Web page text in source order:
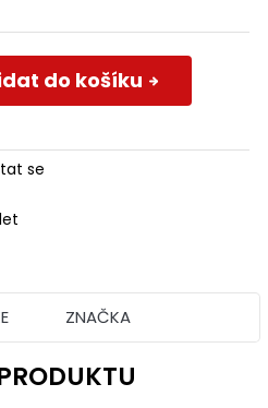
do košíku
se
ZNAČKA